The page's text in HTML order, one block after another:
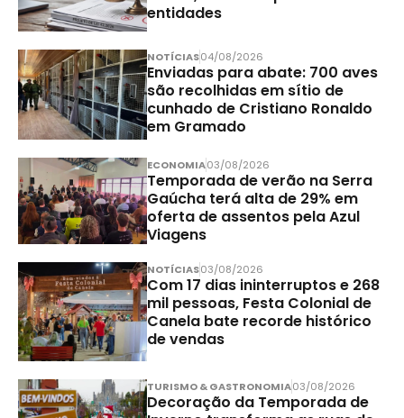
entidades
NOTÍCIAS04/08/2026
Enviadas para abate: 700 aves
são recolhidas em sítio de
cunhado de Cristiano Ronaldo
em Gramado
ECONOMIA03/08/2026
Temporada de verão na Serra
Gaúcha terá alta de 29% em
oferta de assentos pela Azul
Viagens
NOTÍCIAS03/08/2026
Com 17 dias ininterruptos e 268
mil pessoas, Festa Colonial de
Canela bate recorde histórico
de vendas
TURISMO & GASTRONOMIA03/08/2026
Decoração da Temporada de